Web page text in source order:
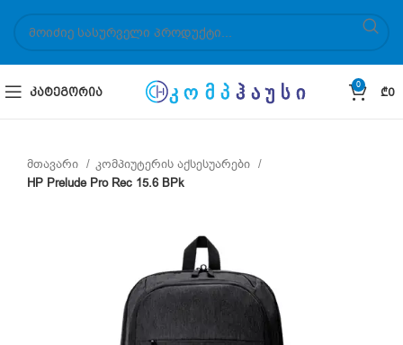
ᲙᲐᲢᲔᲒᲝᲠᲘᲐ
0
₾0
მთავარი
კომპიუტერის აქსესუარები
HP Prelude Pro Rec 15.6 BPk